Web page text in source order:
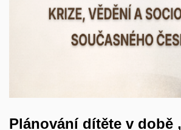
Plánování dítěte v době